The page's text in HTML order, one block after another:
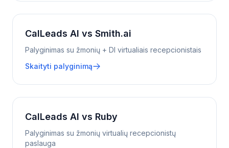
CalLeads AI vs Smith.ai
Palyginimas su žmonių + DI virtualiais recepcionistais
Skaityti palyginimą
CalLeads AI vs Ruby
Palyginimas su žmonių virtualių recepcionistų
paslauga